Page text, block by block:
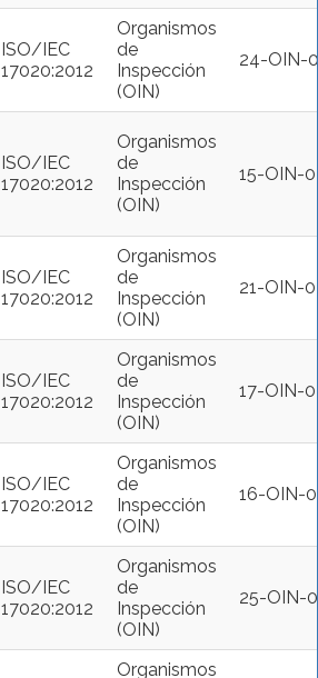
ISO/IEC
17020:2012
Organismos
de
Inspección
(OIN)
24-OIN-
ISO/IEC
17020:2012
Organismos
de
Inspección
(OIN)
15-OIN-
ISO/IEC
17020:2012
Organismos
de
Inspección
(OIN)
21-OIN-
ISO/IEC
17020:2012
Organismos
de
Inspección
(OIN)
17-OIN-
ISO/IEC
17020:2012
Organismos
de
Inspección
(OIN)
16-OIN-
ISO/IEC
17020:2012
Organismos
de
Inspección
(OIN)
25-OIN-
Organismos